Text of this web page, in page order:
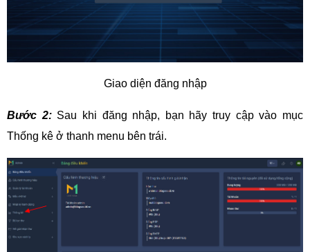
Giao diện đăng nhập
Bước 2:Sau khi đăng nhập, bạn hãy truy cập vào mục
Thống kê ở thanh menu bên trái.